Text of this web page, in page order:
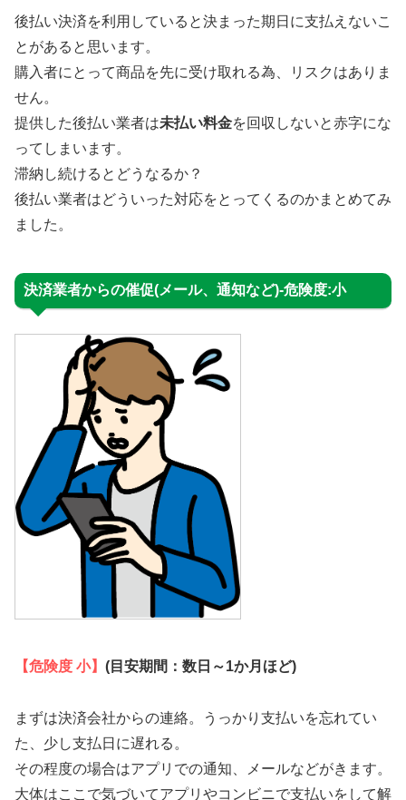
後払い決済を利用していると決まった期日に支払えないこ
とがあると思います。
購入者にとって商品を先に受け取れる為、リスクはありま
せん。
提供した後払い業者は未払い料金を回収しないと赤字にな
ってしまいます。
滞納し続けるとどうなるか？
後払い業者はどういった対応をとってくるのかまとめてみ
ました。
決済業者からの催促(メール、通知など)-危険度:小
【危険度 小】 (目安期間：数日～1か月ほど)
まずは決済会社からの連絡。うっかり支払いを忘れてい
た、少し支払日に遅れる。
その程度の場合はアプリでの通知、メールなどがきます。
大体はここで気づいてアプリやコンビニで支払いをして解